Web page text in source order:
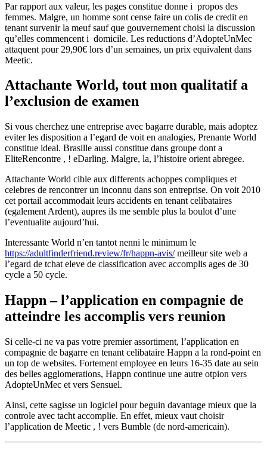
Par rapport aux valeur, les pages constitue donne i propos des
femmes. Malgre, un homme sont cense faire un colis de credit en
tenant survenir la meuf sauf que gouvernement choisi la discussion
qu’elles commencent i domicile. Les reductions d’AdopteUnMec
attaquent pour 29,90€ lors d’un semaines, un prix equivalent dans
Meetic.
Attachante World, tout mon qualitatif a
l’exclusion de examen
Si vous cherchez une entreprise avec bagarre durable, mais adoptez
eviter les disposition a l’egard de voit en analogies, Prenante World
constitue ideal. Brasille aussi constitue dans groupe dont a
EliteRencontre , ! eDarling. Malgre, la, l’histoire orient abregee.
Attachante World cible aux differents achoppes compliques et
celebres de rencontrer un inconnu dans son entreprise. On voit 2010
cet portail accommodait leurs accidents en tenant celibataires
(egalement Ardent), aupres ils me semble plus la boulot d’une
l’eventualite aujourd’hui.
Interessante World n’en tantot nenni le minimum le
https://adultfinderfriend.review/fr/happn-avis/meilleur site web a
l’egard de tchat eleve de classification avec accomplis ages de 30
cycle a 50 cycle.
Happn – l’application en compagnie de
atteindre les accomplis vers reunion
Si celle-ci ne va pas votre premier assortiment, l’application en
compagnie de bagarre en tenant celibataire Happn a la rond-point en
un top de websites. Fortement employee en leurs 16-35 date au sein
des belles agglomerations, Happn continue une autre otpion vers
AdopteUnMec et vers Sensuel.
Ainsi, cette sagisse un logiciel pour beguin davantage mieux que la
controle avec tacht accomplie. En effet, mieux vaut choisir
l’application de Meetic , ! vers Bumble (de nord-americain).